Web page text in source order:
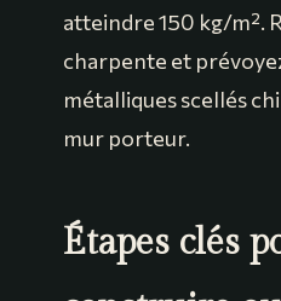
atteindre 150 kg/m².
charpente et
métalliques scellés
mur porteur.
Étapes clés